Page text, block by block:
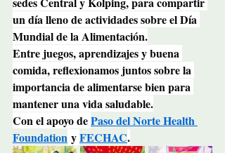
un día lleno de actividades sobre el Día
Mundial de la Alimentación.
Entre juegos, aprendizajes y buena
comida, reflexionamos juntos sobre la
importancia de alimentarse bien para
mantener una vida saludable.
Con el apoyo de Paso del Norte Health
Foundation y FECHAC.